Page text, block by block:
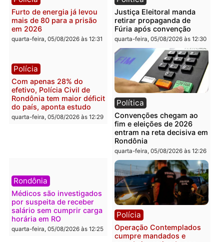
quarta-feira, 05/08/2026 às 12:48 quarta-feira, 05/08/2026 às
Brasil
Confronto durante
operação termina com
foragido baleado e grande
apreensão de drogas
quarta-feira, 05/08/2026 às 12:42
Política
Flávio Bolsonaro escolhe
Alfredo Gaspar para vice
em chapa pura do PL
quarta-feira, 05/08/2026 às
Polícia
Furto de energia já levou
mais de 80 para a prisão
em 2026
Política
Justiça Eleitoral manda
retirar propaganda de
Fúria após convenção